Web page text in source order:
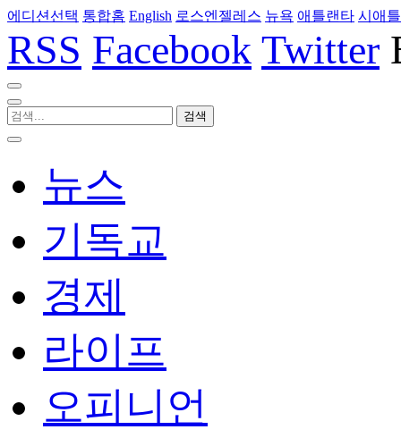
에디션선택 통합홈 English 로스엔젤레스 뉴욕 애틀랜타 시애틀
RSS Facebook Twitter
뉴스
기독교
경제
라이프
오피니언